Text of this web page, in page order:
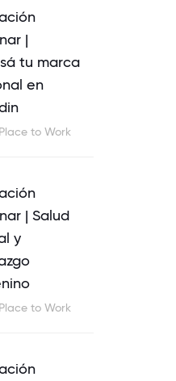
|
tu marca
en
to Work
| Salud
y
to Work